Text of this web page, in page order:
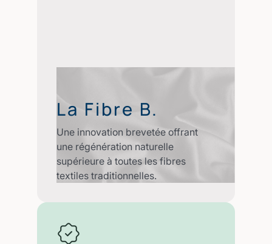
La Fibre B.
Une innovation brevetée offrant
une régénération naturelle
supérieure à toutes les fibres
textiles traditionnelles.